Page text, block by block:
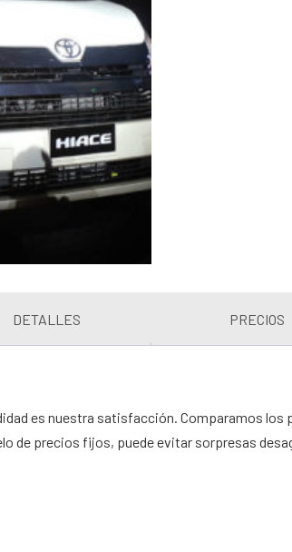
DETALLES PRECIOS
es nuestra satisfacción. Comparamos
de precios fijos, puede evitar sorpresas